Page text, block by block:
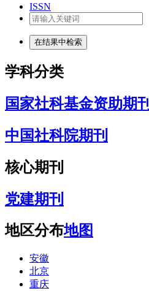
ISSN
学科分类
国家社科基金资助期刊
中国社科院期刊
核心期刊
党建期刊
地区分布地图
安徽
北京
重庆